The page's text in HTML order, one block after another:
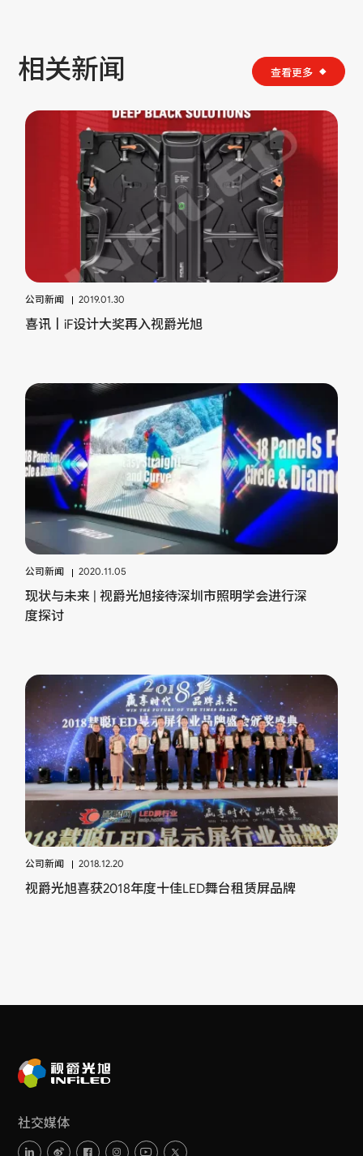
相关新闻 查看更多
公司新闻 2019.01.30
喜讯丨iF设计大奖再入视爵光旭
公司新闻 2020.11.05
现状与未来 | 视爵光旭接待深圳市照明学会进行深
度探讨
公司新闻 2018.12.20
视爵光旭喜获2018年度十佳LED舞台租赁屏品牌
社交媒体